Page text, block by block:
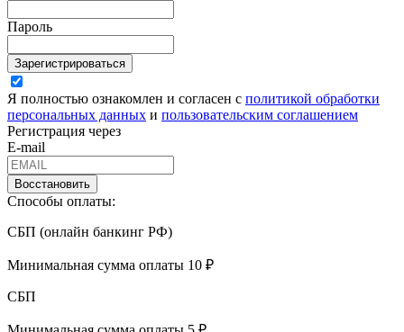
Пароль
Зарегистрироваться
Я полностью ознакомлен и согласен с политикой обработки
персональных данных и пользовательским соглашением
Регистрация через
E-mail
Восстановить
Способы оплаты:
СБП (онлайн банкинг РФ)
Минимальная сумма оплаты 10 ₽
СБП